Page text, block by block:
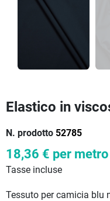
Elastico in
N. prodotto 52785
18,36 € per
Tasse incluse
Tessuto per camicia blu